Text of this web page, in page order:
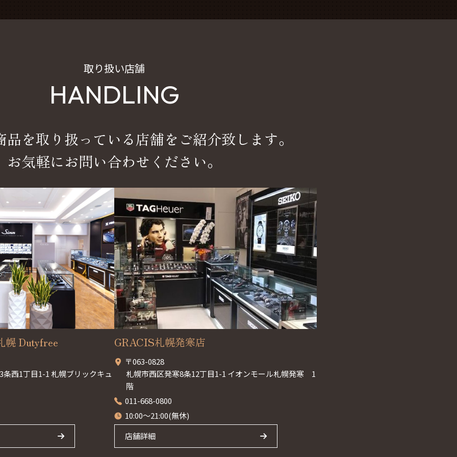
取り扱い店舗
HANDLING
を取り扱っている店舗をご紹介致します。
お気軽にお問い合わせください。
幌 Dutyfree
西1丁目1-1 札幌ブリックキュ
GRACIS札幌発寒店
〒063-0828
札幌市西区発寒8条12丁目1-1 イオンモール札幌発寒 1
階
011-668-0800
10:00～21:00(無休)
店舗詳細